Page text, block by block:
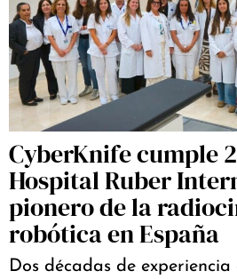
CyberKnife cumple
Hospital Ruber
pionero de la
robótica en España
Dos décadas de